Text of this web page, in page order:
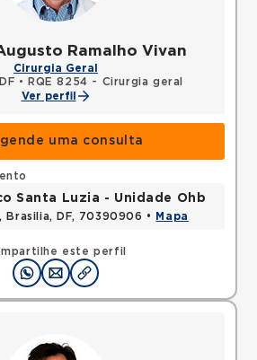
Ramalho Vivan
Cirurgia Geral
•
RQE 8254 - Cirurgia geral
Ver perfil
uma consulta
este perfil
Santa Luzia - Unidade Ohb
Brasilia, DF, 70390906 • Mapa